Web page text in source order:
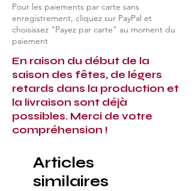
Pour les paiements par carte sans
enregistrement, cliquez sur PayPal et
choisissez "Payez par carte" au moment du
paiement
En raison du début de la
saison des fêtes, de légers
retards dans la production et
la livraison sont déjà
possibles. Merci de votre
compréhension !
Articles
similaires